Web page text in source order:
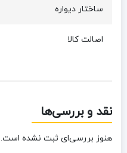
ساختار دیواره
اصالت کالا
نقد و بررسی‌ها
هنوز بررسی‌ای ثبت نشده است.